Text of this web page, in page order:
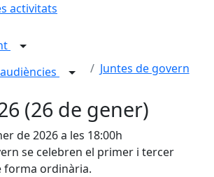
activitats
Juntes de govern
(26 de gener)
de 2026 a les 18:00h
se celebren el primer i tercer
forma ordinària.